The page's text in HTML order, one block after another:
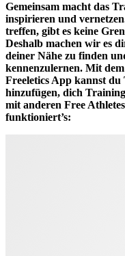
Gemeinsam macht das
inspirieren und
treffen, gibt es keine
Deshalb machen wir es
deiner Nähe zu finden
kennenzulernen. Mit
Freeletics App kannst
hinzufügen, dich
mit anderen Free
funktioniert’s: